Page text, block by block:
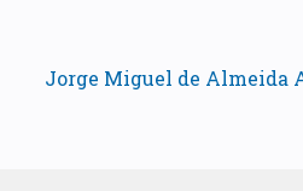
Jorge Miguel de Almeida